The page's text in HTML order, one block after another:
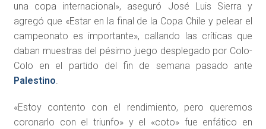
una copa internacional», aseguró José Luis Sierra y
agregó que «Estar en la final de la Copa Chile y pelear el
campeonato es importante», callando las críticas que
daban muestras del pésimo juego desplegado por Colo-
Colo en el partido del fin de semana pasado ante
Palestino.
«Estoy contento con el rendimiento, pero queremos
coronarlo con el triunfo» y el «coto» fue enfático en